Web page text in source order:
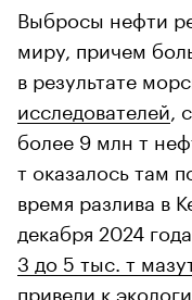
Выбросы нефти
миру, причем
в результате
исследователей ,
более 9 млн т
т оказалось там
время разлива в
декабря 2024
3 до 5 тыс. т
привели к